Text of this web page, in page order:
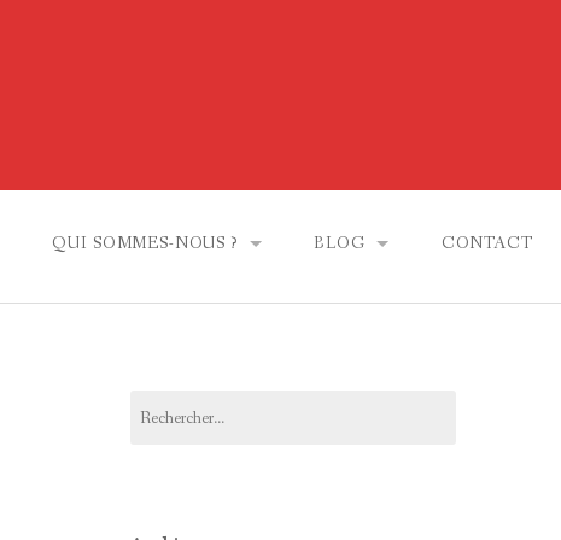
QUI SOMMES-NOUS ?
A PROPOS DE TMC ACOUSTIQUE
BLOG
LES MATÉRIAUX
CONTACT